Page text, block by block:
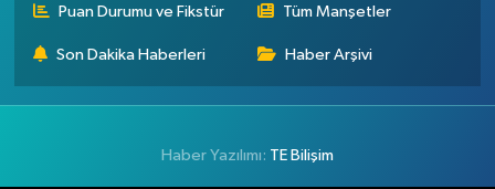
Puan Durumu ve Fikstür Tüm Manşetler
Son Dakika Haberleri Haber Arşivi
Haber Yazılımı: TE Bilişim